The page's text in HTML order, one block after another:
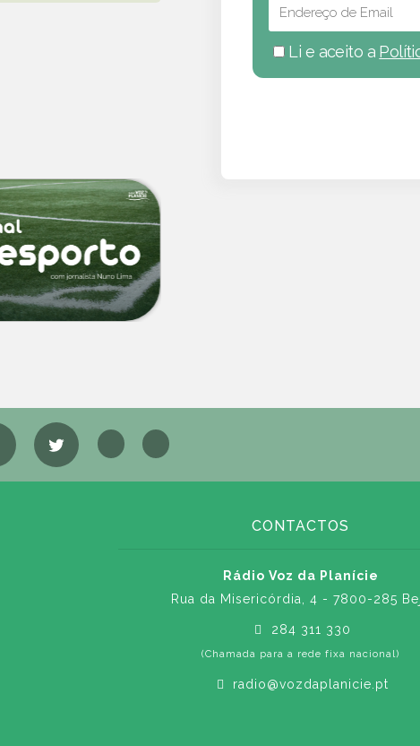
Li e aceito a
CONTACTOS
Rádio Voz da Planície
Rua da Misericórdia, 4 - 7800-285
284 311 330
(Chamada para a rede fixa nacional)
radio@vozdaplanicie.pt